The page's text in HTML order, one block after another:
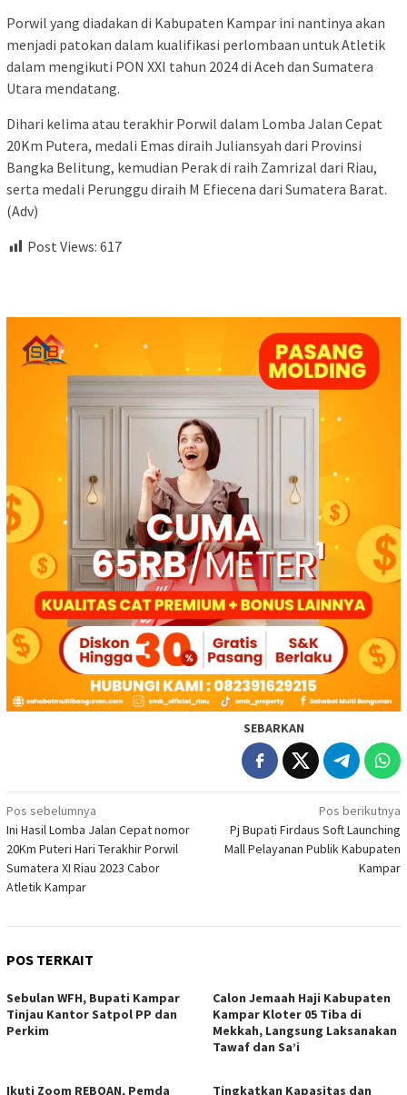
Porwil yang diadakan di Kabupaten Kampar ini nantinya akan
menjadi patokan dalam kualifikasi perlombaan untuk Atletik
dalam mengikuti PON XXI tahun 2024 di Aceh dan Sumatera
Utara mendatang.
Dihari kelima atau terakhir Porwil dalam Lomba Jalan Cepat
20Km Putera, medali Emas diraih Juliansyah dari Provinsi
Bangka Belitung, kemudian Perak di raih Zamrizal dari Riau,
serta medali Perunggu diraih M Efiecena dari Sumatera Barat.
(Adv)
Post Views: 617
SEBARKAN
Navigasi
pos
Pos sebelumnya
Ini Hasil Lomba Jalan Cepat nomor
20Km Puteri Hari Terakhir Porwil
Sumatera XI Riau 2023 Cabor
Atletik Kampar
Pos berikutnya
Pj Bupati Firdaus Soft Launching
Mall Pelayanan Publik Kabupaten
Kampar
POS TERKAIT
Sebulan WFH, Bupati Kampar
Tinjau Kantor Satpol PP dan
Perkim
Calon Jemaah Haji Kabupaten
Kampar Kloter 05 Tiba di
Mekkah, Langsung Laksanakan
Tawaf dan Sa’i
Ikuti Zoom REBOAN, Pemda Tingkatkan Kapasitas dan